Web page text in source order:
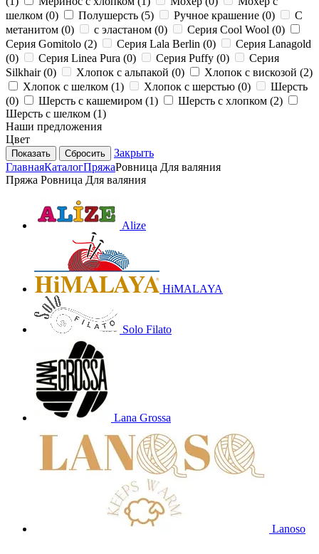
шелком (0) Полушерсть (5) Ручное крашение (0)
С
метанитом (0) с эластаном (0) Серия Cool Wool (0)
Серия Gomitolo (2) Серия Lala Berlin (0)
Серия Lanagold
(0) Серия Linea Pura (0) Серия Puffy (0)
Серия
Silkhair (0) Хлопок с альпакой (0) Хлопок с вискозой (2)
Хлопок с шелком (1) Хлопок с шерстью (0)
Шерсть
(0) Шерсть с кашемиром (1) Шерсть с хлопком (2)
Шерсть с шелком (1)
Наши предложения
Цвет
Сбросить
Закрыть
ГлавнаяКаталогПряжаРовница Для валяния
Пряжа Ровница Для валяния
Alize
HiMALAYA
Solo Filato
Lana Grossa
Lanoso